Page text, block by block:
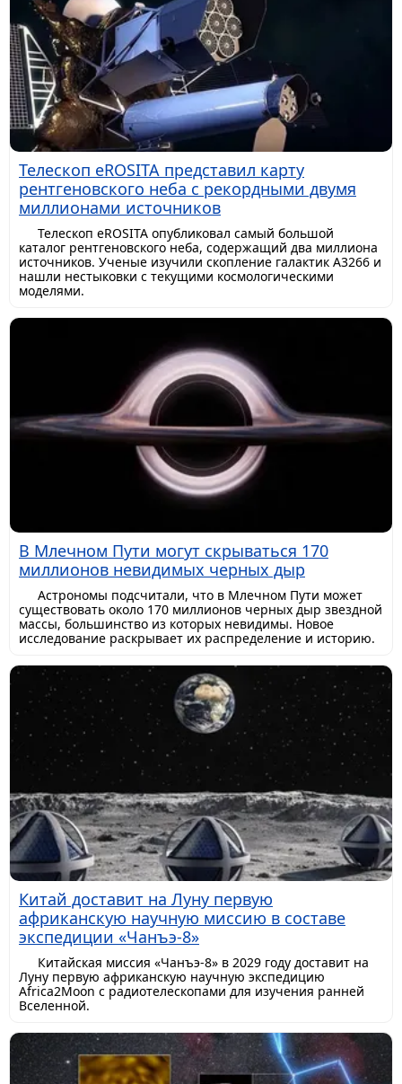
Телескоп eROSITA представил карту
рентгеновского неба с рекордными двумя
миллионами источников
Телескоп eROSITA опубликовал самый большой
каталог рентгеновского неба, содержащий два миллиона
источников. Ученые изучили скопление галактик A3266 и
нашли нестыковки с текущими космологическими
моделями.
В Млечном Пути могут скрываться 170
миллионов невидимых черных дыр
Астрономы подсчитали, что в Млечном Пути может
существовать около 170 миллионов черных дыр звездной
массы, большинство из которых невидимы. Новое
исследование раскрывает их распределение и историю.
Китай доставит на Луну первую
африканскую научную миссию в составе
экспедиции «Чанъэ-8»
Китайская миссия «Чанъэ-8» в 2029 году доставит на
Луну первую африканскую научную экспедицию
Africa2Moon с радиотелескопами для изучения ранней
Вселенной.